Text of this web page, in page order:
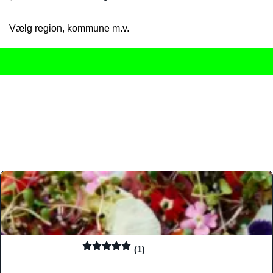
Vælg region, kommune m.v.
(1)